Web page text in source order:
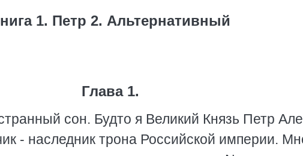
1. Петр 2. Альтернативный
Глава 1.
сон. Будто я Великий Князь Петр
- наследник трона Российской империи.